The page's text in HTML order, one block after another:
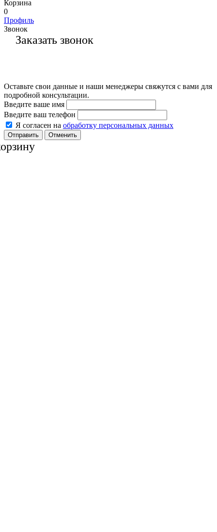
Корзина
0
Профиль
Звонок
Заказать звонок
Оставьте свои данные и наши менеджеры свяжутся с вами для
подробной консультации.
Введите ваше имя
Введите ваш телефон
Я согласен на обработку персональных данных
Отменить